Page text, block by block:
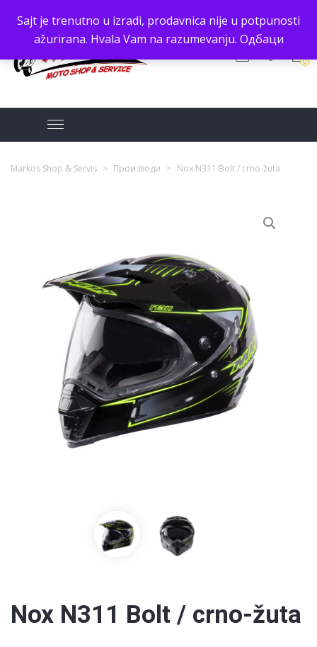
Sajt je trenutno u izradi, prodavnica nije u potpunosti
ažurirana. Hvala Vam na razumevanju. Одбаци
0
Markos Shop & Servis > Производи > Nox N311 Bolt / crno-žuta
Nox N311 Bolt / crno-žuta